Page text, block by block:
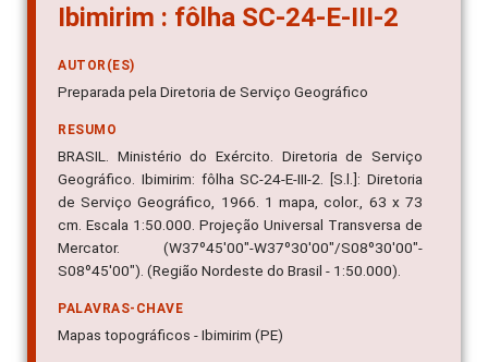
Ibimirim : fôlha SC-24-E-III-2
AUTOR(ES)
Preparada pela Diretoria de Serviço Geográfico
RESUMO
BRASIL. Ministério do Exército. Diretoria de Serviço
Geográfico. Ibimirim: fôlha SC-24-E-III-2. [S.l.]: Diretoria
de Serviço Geográfico, 1966. 1 mapa, color., 63 x 73
cm. Escala 1:50.000. Projeção Universal Transversa de
Mercator. (W37º45'00"-W37º30'00"/S08º30'00"-
S08º45'00"). (Região Nordeste do Brasil - 1:50.000).
PALAVRAS-CHAVE
Mapas topográficos - Ibimirim (PE)